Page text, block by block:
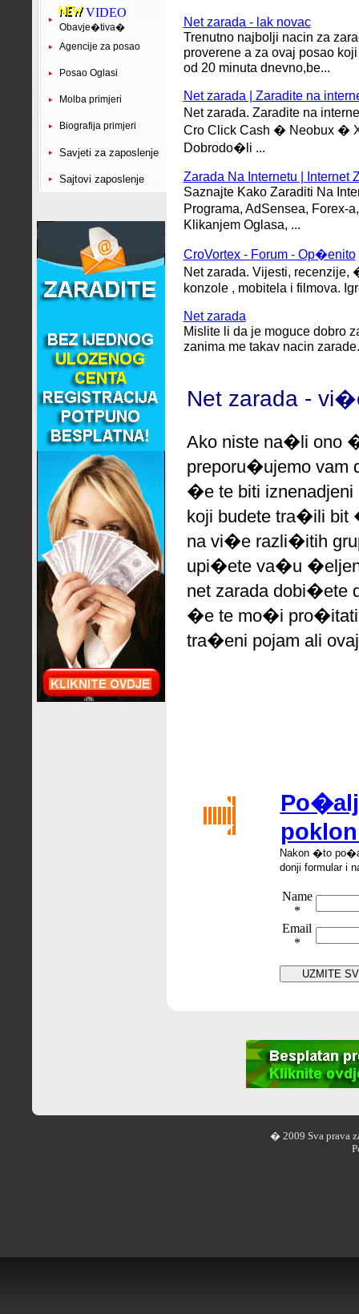
VIDEO
Obavje�tiva�
Agencije za posao
Posao Oglasi
Molba primjeri
Biografija primjeri
Savjeti za zaposlenje
Sajtovi zaposlenje
Net zarada - lak novac
Trenutno najbolji nacin za
proverene a za ovaj posao
od 20 minuta dnevno,be...
Net zarada | Zaradite na
Net zarada. Zaradite na
Cro Click Cash � Neobux �
Dobrodo�li ...
Zarada Na Internetu | Internet
Saznajte Kako Zaraditi Na
Programa, AdSensea, Forex-
Klikanjem Oglasa, ...
CroVortex - Forum - Op�enito
Net zarada. Vijesti, recenzije,
konzole , mobitela i filmova.
Net zarada
Mislite li da je moguce dobro
zanima me takav nacin
Net zarada -
Ako niste na�li ono
preporu�ujemovam
�e te biti iznenadjeni
koji budete tra�ili bit
na vi�e razli�itih
upi�ete va�u
net zarada dobi�ete
�e te mo�i pro�itati
tra�eni pojam ali
Nakon �to po�
donji formular i
Name
*
Email
*
� 2009 Sva prava